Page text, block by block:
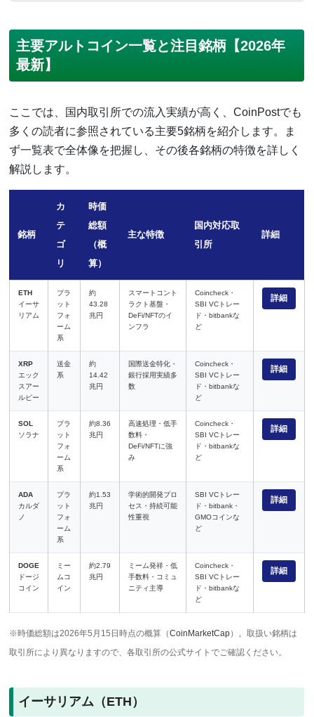
主要アルトコイン一覧と注目銘柄【2026年
最新】
ここでは、国内取引所での流入実績が高く、CoinPostでも
多くの読者に参照されている主要5銘柄を紹介します。ま
ず一覧表で全体像を把握し、その後各銘柄の特徴を詳しく
解説します。
銘柄
カ
テ
ゴ
リ
時価
総額
（概
算）
主な特徴
国内対応取
引所
詳細
ETH
イーサ
リアム
プラ
ット
フォ
ーム
系
約
43.28
兆円
スマートコント
ラクト基盤・
DeFi/NFTのイ
ンフラ
Coincheck・
SBI VCトレー
ド・bitbankな
ど
詳細
XRP
エック
スアー
ルピー
送金
系
約
14.42
兆円
国際送金特化・
銀行採用実績多
数
Coincheck・
SBI VCトレー
ド・bitbankな
ど
詳細
SOL
ソラナ
プラ
ット
フォ
ーム
系
約8.36
兆円
高速処理・低手
数料・
DeFi/NFTに強
み
Coincheck・
SBI VCトレー
ド・bitbankな
ど
詳細
ADA
カルダ
ノ
プラ
ット
フォ
ーム
系
約1.53
兆円
学術的開発プロ
セス・持続可能
性重視
SBI VCトレー
ド・bitbank・
GMOコインな
ど
詳細
DOGE
ドージ
コイン
ミー
ムコ
イン
約2.79
兆円
ミーム発祥・低
手数料・コミュ
ニティ主導
Coincheck・
SBI VCトレー
ド・bitbankな
ど
詳細
※時価総額は2026年5月15日時点の概算（CoinMarketCap）。取扱い銘柄は
取引所により異なりますので、各取引所の公式サイトでご確認ください。
イーサリアム（ETH）